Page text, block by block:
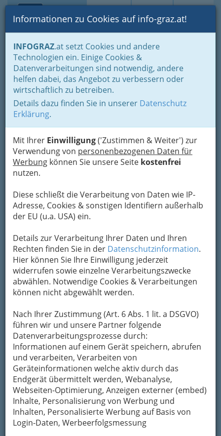
Suche Login Toggle
Informationen zu Cookies auf info-graz.at!
INFOGRAZ.at setzt Cookies und andere
Technologien ein. Einige Cookies &
Datenverarbeitungen sind notwendig, andere
helfen dabei, das Angebot zu verbessern oder
wirtschaftlich zu betreiben.
Details dazu finden Sie in unserer Datenschutz
Erklärung.
Mit Ihrer Einwilligung('Zustimmen & Weiter') zur
Verwendung von personenbezogenen Daten für
Werbung können Sie unsere Seite kostenfrei
nutzen.
Diese schließt die Verarbeitung von Daten wie IP-
Adresse, Cookies & sonstigen Identifiern außerhalb
der EU (u.a. USA) ein.
Details zur Verarbeitung Ihrer Daten und Ihren
Rechten finden Sie in der Datenschutzinformation.
Hier können Sie Ihre Einwilligung jederzeit
widerrufen sowie einzelne Verarbeitungszwecke
abwählen. Notwendige Cookies & Verarbeitungen
können nicht abgewählt werden.
Nach Ihrer Zustimmung (Art. 6 Abs. 1 lit. a DSGVO)
führen wir und unsere Partner folgende
Datenverarbeitungsprozesse durch:
Informationen auf einem Gerät speichern, abrufen
und verarbeiten, Verarbeiten von
Geräteinformationen welche aktiv durch das
Endgerät übermittelt werden, Webanalyse,
Webseiten-Optimierung, Anzeigen externer (embed)
Inhalte, Personalisierung von Werbung und
Inhalten, Personalisierte Werbung auf Basis von
Login-Daten, Werbeerfolgsmessung
Home Branchen Freizeit & Sport Sport
Über den Wolken… Fliegen
Ballonsport - Ballonfahren
1.Österreichischer
Montgolfieren und
Aerostatic Club
Bad Waltersdorf 309, 8271 Bad Waltersdorf
+43 3333 3731
+43 3333 3731
+43 664 1605 919
Karte
Kontaktaufnahme
Um die Info-Graz Firmenvor Spam-Mails zu
bewahren, verwenden wir an dieser Stelle zur
Formular. Ihre Nachricht wird nach dem
Absenden umgehend per Mail an das
Unternehmen 1.Österreichischer Montgolfieren
und Aerostatic Club weitergeleitet.
Mein Name
Meine Email Adresse